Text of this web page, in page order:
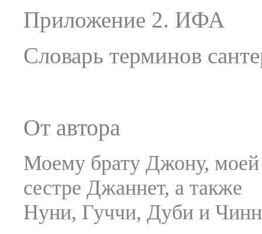
Приложение 2. ИФА
Словарь терминов
От автора
Моему брату Джону, моей
сестре Джаннет, а также
Нуни, Гуччи, Дуби и